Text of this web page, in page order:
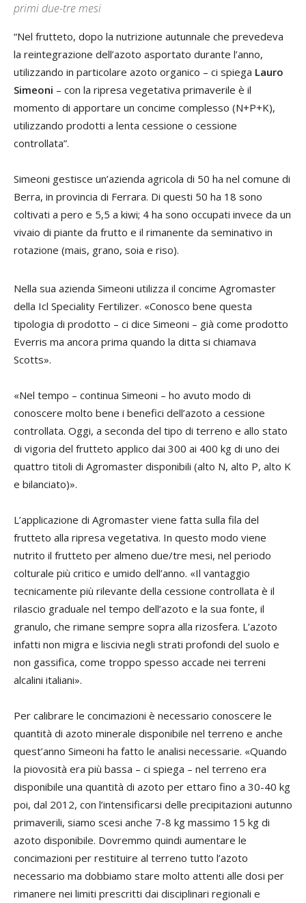
primi due-tre mesi
“Nel frutteto, dopo la nutrizione autunnale che prevedeva
la reintegrazione dell’azoto asportato durante l’anno,
utilizzando in particolare azoto organico – ci spiega Lauro
Simeoni – con la ripresa vegetativa primaverile è il
momento di apportare un concime complesso (N+P+K),
utilizzando prodotti a lenta cessione o cessione
controllata”.
Simeoni gestisce un’azienda agricola di 50 ha nel comune di
Berra, in provincia di Ferrara. Di questi 50 ha 18 sono
coltivati a pero e 5,5 a kiwi; 4 ha sono occupati invece da un
vivaio di piante da frutto e il rimanente da seminativo in
rotazione (mais, grano, soia e riso).
Nella sua azienda Simeoni utilizza il concime Agromaster
della Icl Speciality Fertilizer. «Conosco bene questa
tipologia di prodotto – ci dice Simeoni – già come prodotto
Everris ma ancora prima quando la ditta si chiamava
Scotts».
«Nel tempo – continua Simeoni – ho avuto modo di
conoscere molto bene i benefici dell’azoto a cessione
controllata. Oggi, a seconda del tipo di terreno e allo stato
di vigoria del frutteto applico dai 300 ai 400 kg di uno dei
quattro titoli di Agromaster disponibili (alto N, alto P, alto K
e bilanciato)».
L’applicazione di Agromaster viene fatta sulla fila del
frutteto alla ripresa vegetativa. In questo modo viene
nutrito il frutteto per almeno due/tre mesi, nel periodo
colturale più critico e umido dell’anno. «Il vantaggio
tecnicamente più rilevante della cessione controllata è il
rilascio graduale nel tempo dell’azoto e la sua fonte, il
granulo, che rimane sempre sopra alla rizosfera. L’azoto
infatti non migra e liscivia negli strati profondi del suolo e
non gassifica, come troppo spesso accade nei terreni
alcalini italiani».
Per calibrare le concimazioni è necessario conoscere le
quantità di azoto minerale disponibile nel terreno e anche
quest’anno Simeoni ha fatto le analisi necessarie. «Quando
la piovosità era più bassa – ci spiega – nel terreno era
disponibile una quantità di azoto per ettaro fino a 30-40 kg
poi, dal 2012, con l’intensificarsi delle precipitazioni autunno
primaverili, siamo scesi anche 7-8 kg massimo 15 kg di
azoto disponibile. Dovremmo quindi aumentare le
concimazioni per restituire al terreno tutto l’azoto
necessario ma dobbiamo stare molto attenti alle dosi per
rimanere nei limiti prescritti dai disciplinari regionali e